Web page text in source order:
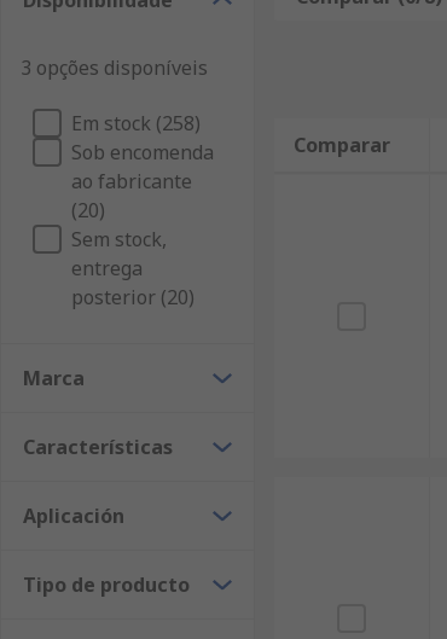
3 opções disponíveis
Em stock (258)
Sob encomenda
ao fabricante
(20)
Sem stock,
entrega
posterior (20)
Marca
Características
Aplicación
Tipo de producto
Comparar